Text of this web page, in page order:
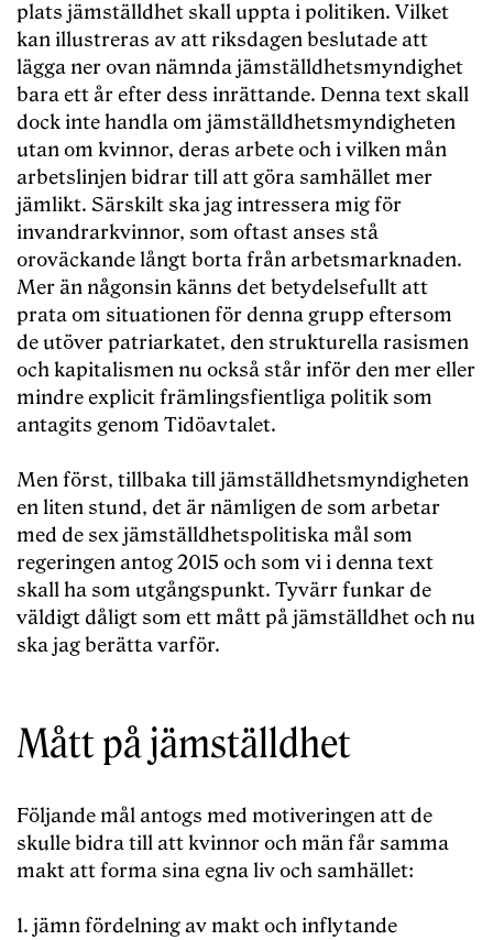
plats jämställdhet skall uppta i politiken. Vilket
kan illustreras av att riksdagen beslutade att
lägga ner ovan nämnda jämställdhetsmyndighet
bara ett år efter dess inrättande. Denna text skall
dock inte handla om jämställdhetsmyndigheten
utan om kvinnor, deras arbete och i vilken mån
arbetslinjen bidrar till att göra samhället mer
jämlikt. Särskilt ska jag intressera mig för
invandrarkvinnor, som oftast anses stå
oroväckande långt borta från arbetsmarknaden.
Mer än någonsin känns det betydelsefullt att
prata om situationen för denna grupp eftersom
de utöver patriarkatet, den strukturella rasismen
och kapitalismen nu också står inför den mer eller
mindre explicit främlingsfientliga politik som
antagits genom Tidöavtalet.
Men först, tillbaka till jämställdhetsmyndigheten
en liten stund, det är nämligen de som arbetar
med de sex jämställdhetspolitiska mål som
regeringen antog 2015 och som vi i denna text
skall ha som utgångspunkt. Tyvärr funkar de
väldigt dåligt som ett mått på jämställdhet och nu
ska jag berätta varför.
Mått på jämställdhet
Följande mål antogs med motiveringen att de
skulle bidra till att kvinnor och män får samma
makt att forma sina egna liv och samhället:
1. jämn fördelning av makt och inflytande